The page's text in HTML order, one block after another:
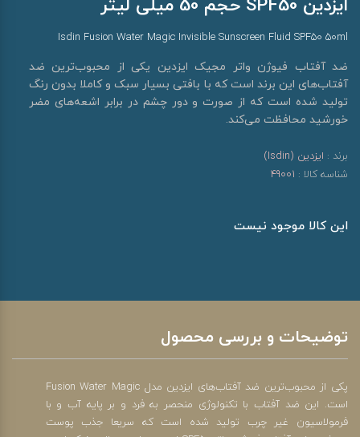
ایزدین SPF50 حجم 50 میلی لیتر
Isdin Fusion Water Magic Invisible Sunscreen Fluid SPF50 50ml
ضد آفتاب فیوژن واتر مجیک ایزدین یکی از محبوب‌ترین ضد
آفتاب‌های این برند است که با بافتی بسیار سبک و کاملا بدون رنگ
تولید شده است که از صورت و دور چشم در برابر اشعه‌های مضر
خورشید محافظت می‌کند.
برند : ایزدین (Isdin)
شناسه کالا : 49001
این کالا موجود نیست
توضیحات و بررسی محصول
پکی از محبوب‌‎ترین ضد آفتاب‎‌های ایزدین مدل Fusion Water Magic
است. این ضد آفتاب با تکنولوژی منحصر به فرد و بر پایه آب و با
فرمولاسیون غیر چرب تولید شده است که سریعا جذب پوست